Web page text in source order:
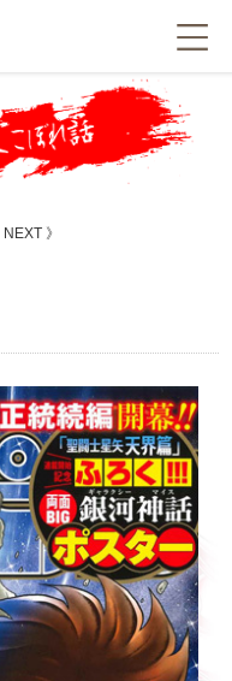
NEXT》